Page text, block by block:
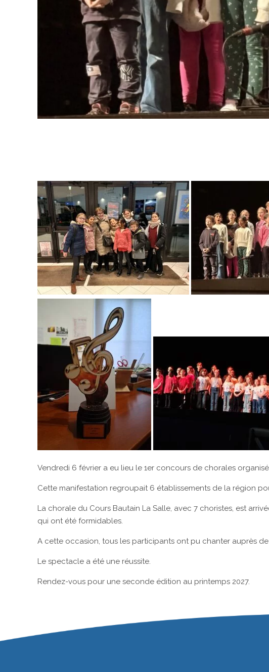
Vendredi 6 février a eu lieu le 1er concours de chorales organisé
Cette manifestation regroupait 6 établissements de la région
La chorale du Cours Bautain La Salle, avec 7 choristes, est
qui ont été formidables.
A cette occasion, tous les participants ont pu chanter auprès de
Le spectacle a été une réussite.
Rendez-vous pour une seconde édition au printemps 2027.